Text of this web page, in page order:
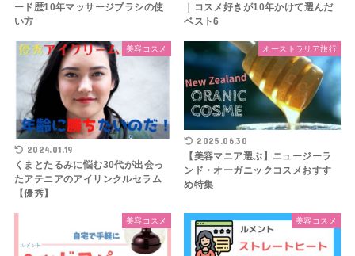
ード歴10年マッサージブラシの使
い方
｜コスメ好きが10年かけて選んだ
ベスト6
美容コスメ
2024.01.19
くまとたるみに悩む30代が出会っ
たアテニアのアイリンクルセラム
【優秀】
オーストラリア旅行
2025.06.30
【美容マニア選ぶ】ニュージーラ
ンド・オーガニックコスメおすす
め特集
美容コスメ 美容コスメ